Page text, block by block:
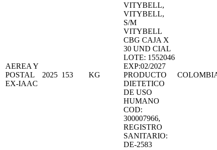
AEREA Y
POSTAL
EX-IAAC
2025 153 KG
VITYBELL,
VITYBELL,
S/M
VITYBELL
CBG CAJA X
30 UND CIAL
LOTE: 1552046
EXP:02/2027
PRODUCTO
DIETETICO
DE USO
HUMANO
COD:
300007966,
REGISTRO
SANITARIO:
DE-2583